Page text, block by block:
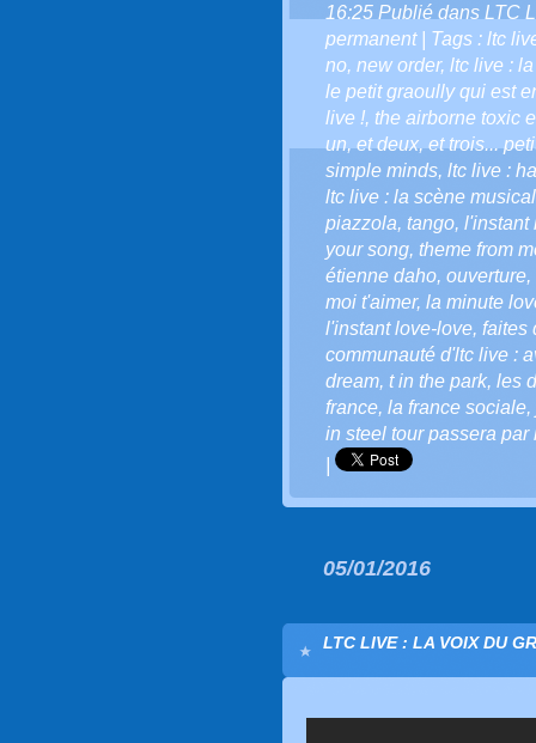
16:25 Publié dans LTC
permanent| Tags : ltc
no, new order, ltc live :
le petit graoully qui est
live !, the airborne toxic
un,et deux,et trois...
simple minds, ltc live :
ltc live : la scène
piazzola, tango, l'instant
your song, theme from
étienne daho, ouverture,
moi t'aimer, la minute
l'instant love-love, faites
communauté d'ltc live :
dream, t in the park, les
france, la france sociale,
in steel tour passera par
05/01/2016
LTC LIVE : LA VOIX DU